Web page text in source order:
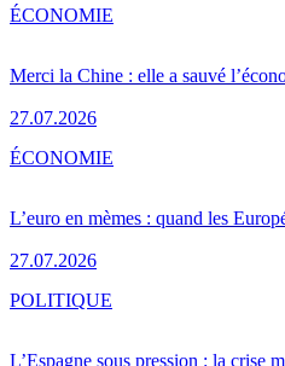
Merci la Chine : elle a sauvé
27.07.2026
ÉCONOMIE
L’euro en mèmes : quand les
27.07.2026
ÉCONOMIE
L’Espagne sous pression : la crise
POLITIQUE